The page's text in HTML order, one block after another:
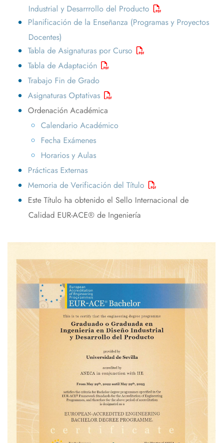
Industrial y Desarrrollo del Producto
Planificación de la Enseñanza (Programas y Proyectos
Docentes)
Tabla de Asignaturas por Curso
Tabla de Adaptación
Trabajo Fin de Grado
Asignaturas Optativas
Ordenación Académica
Calendario Académico
Fecha Exámenes
Horarios y Aulas
Prácticas Externas
Memoria de Verificación del Título
Este Título ha obtenido el Sello Internacional de
Calidad EUR-ACE® de Ingeniería